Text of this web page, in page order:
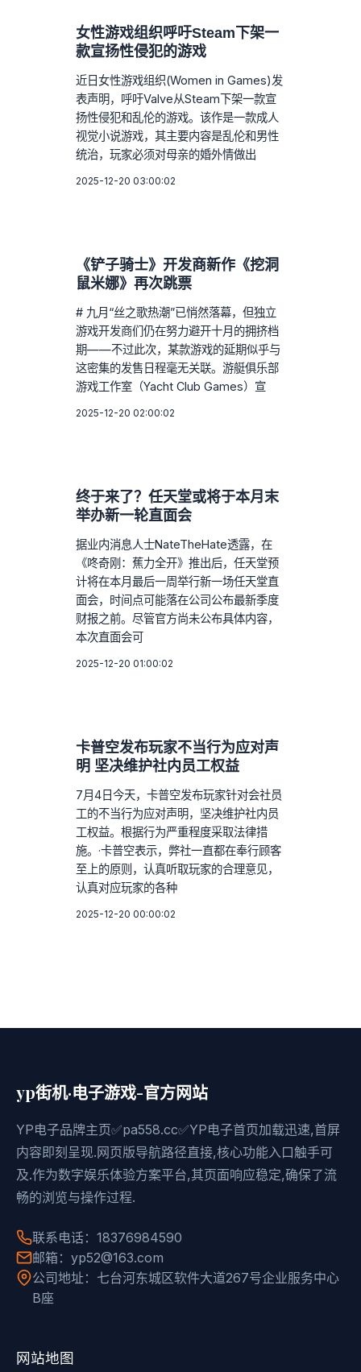
女性游戏组织呼吁Steam下架一
款宣扬性侵犯的游戏
近日女性游戏组织(Women in Games)发
表声明，呼吁Valve从Steam下架一款宣
扬性侵犯和乱伦的游戏。该作是一款成人
视觉小说游戏，其主要内容是乱伦和男性
统治，玩家必须对母亲的婚外情做出
2025-12-20 03:00:02
《铲子骑士》开发商新作《挖洞
鼠米娜》再次跳票
# 九月“丝之歌热潮”已悄然落幕，但独立
游戏开发商们仍在努力避开十月的拥挤档
期——不过此次，某款游戏的延期似乎与
这密集的发售日程毫无关联。游艇俱乐部
游戏工作室（Yacht Club Games）宣
2025-12-20 02:00:02
终于来了？任天堂或将于本月末
举办新一轮直面会
据业内消息人士NateTheHate透露，在
《咚奇刚：蕉力全开》推出后，任天堂预
计将在本月最后一周举行新一场任天堂直
面会，时间点可能落在公司公布最新季度
财报之前。尽管官方尚未公布具体内容，
本次直面会可
2025-12-20 01:00:02
卡普空发布玩家不当行为应对声
明 坚决维护社内员工权益
7月4日今天，卡普空发布玩家针对会社员
工的不当行为应对声明，坚决维护社内员
工权益。根据行为严重程度采取法律措
施。·卡普空表示，弊社一直都在奉行顾客
至上的原则，认真听取玩家的合理意见，
认真对应玩家的各种
2025-12-20 00:00:02
yp街机·电子游戏-官方网站
YP电子品牌主页✅pa558.cc✅YP电子首页加载迅速,首屏
内容即刻呈现.网页版导航路径直接,核心功能入口触手可
及.作为数字娱乐体验方案平台,其页面响应稳定,确保了流
畅的浏览与操作过程.
联系电话：18376984590
邮箱：yp52@163.com
公司地址：七台河东城区软件大道267号企业服务中心
B座
网站地图